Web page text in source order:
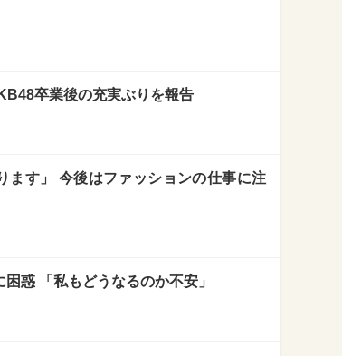
卒業後の充実ぶりを報告
ます」 今後はファッションの仕事に注
惑 「私もどうなるのか不安」